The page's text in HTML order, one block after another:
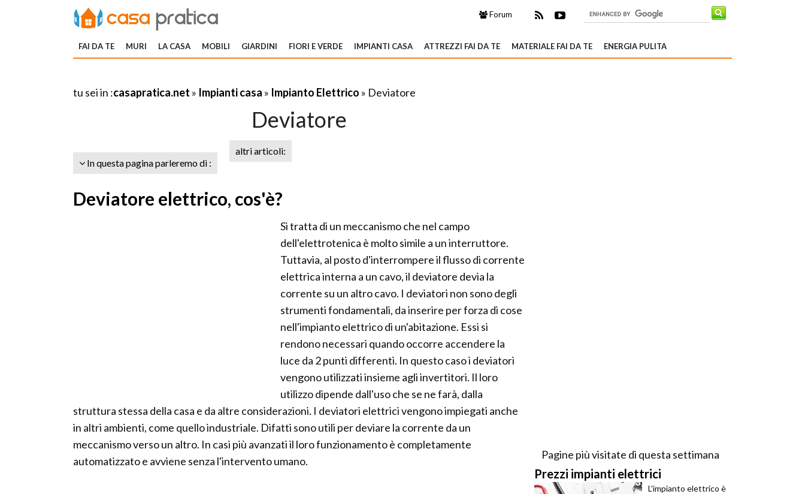
Forum
FAI DA TE MURI LA CASA MOBILI GIARDINI FIORI E VERDE IMPIANTI CASA ATTREZZI FAI DA TE MATERIALE FAI DA TE ENERGIA PULITA
tu sei in :casapratica.net » Impianti casa » Impianto Elettrico » Deviatore
Deviatore
In questa pagina parleremo di :
altri articoli:
Deviatore elettrico, cos'è?
Si tratta di un meccanismo che nel campo
dell'elettrotenica è molto simile a un interruttore.
Tuttavia, al posto d'interrompere il flusso di corrente
elettrica interna a un cavo, il deviatore devia la
corrente su un altro cavo. I deviatori non sono degli
strumenti fondamentali, da inserire per forza di cose
nell'impianto elettrico di un'abitazione. Essi si
rendono necessari quando occorre accendere la
luce da 2 punti differenti. In questo caso i deviatori
vengono utilizzati insieme agli invertitori. Il loro
utilizzo dipende dall'uso che se ne farà, dalla
struttura stessa della casa e da altre considerazioni. I deviatori elettrici vengono impiegati anche
in altri ambienti, come quello industriale. Difatti sono utili per deviare la corrente da un
meccanismo verso un altro. In casi più avanzati il loro funzionamento è completamente
automatizzato e avviene senza l'intervento umano.
Pagine più visitate di questa settimana
Prezzi impianti elettrici
L'impianto elettrico è